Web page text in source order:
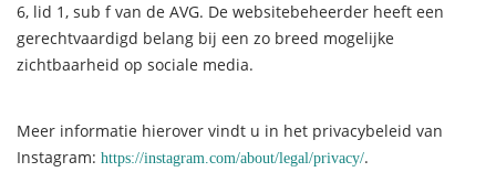
6, lid 1, sub f van de AVG. De websitebeheerder heeft een
gerechtvaardigd belang bij een zo breed mogelijke
zichtbaarheid op sociale media.
Meer informatie hierover vindt u in het privacybeleid van
Instagram: https://instagram.com/about/legal/privacy/.